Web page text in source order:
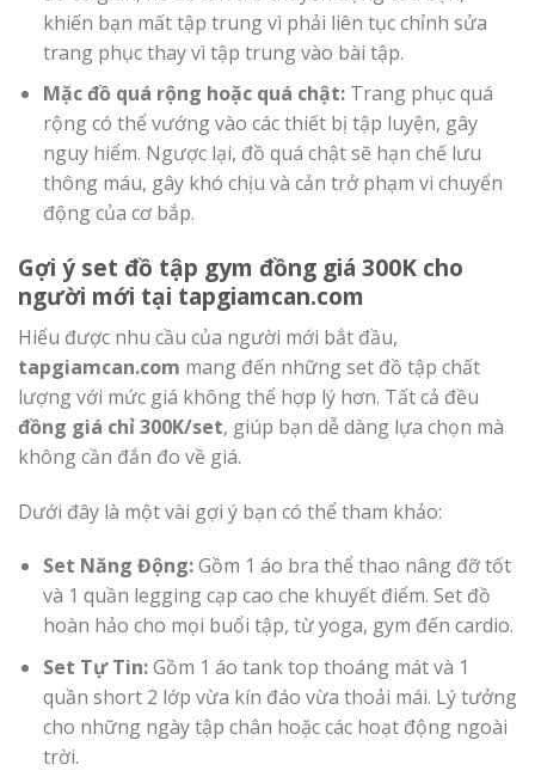
khiến bạn mất tập trung vì phải liên tục chỉnh sửa
trang phục thay vì tập trung vào bài tập.
Mặc đồ quá rộng hoặc quá chật:Trang phục quá
rộng có thể vướng vào các thiết bị tập luyện, gây
nguy hiểm. Ngược lại, đồ quá chật sẽ hạn chế lưu
thông máu, gây khó chịu và cản trở phạm vi chuyển
động của cơ bắp.
Gợi ý set đồ tập gym đồng giá 300K cho
người mới tại tapgiamcan.com
Hiểu được nhu cầu của người mới bắt đầu,
tapgiamcan.com mang đến những set đồ tập chất
lượng với mức giá không thể hợp lý hơn. Tất cả đều
đồng giá chỉ 300K/set, giúp bạn dễ dàng lựa chọn mà
không cần đắn đo về giá.
Dưới đây là một vài gợi ý bạn có thể tham khảo:
Set Năng Động:Gồm 1 áo bra thể thao nâng đỡ tốt
và 1 quần legging cạp cao che khuyết điểm. Set đồ
hoàn hảo cho mọi buổi tập, từ yoga, gym đến cardio.
Set Tự Tin:Gồm 1 áo tank top thoáng mát và 1
quần short 2 lớp vừa kín đáo vừa thoải mái. Lý tưởng
cho những ngày tập chân hoặc các hoạt động ngoài
trời.